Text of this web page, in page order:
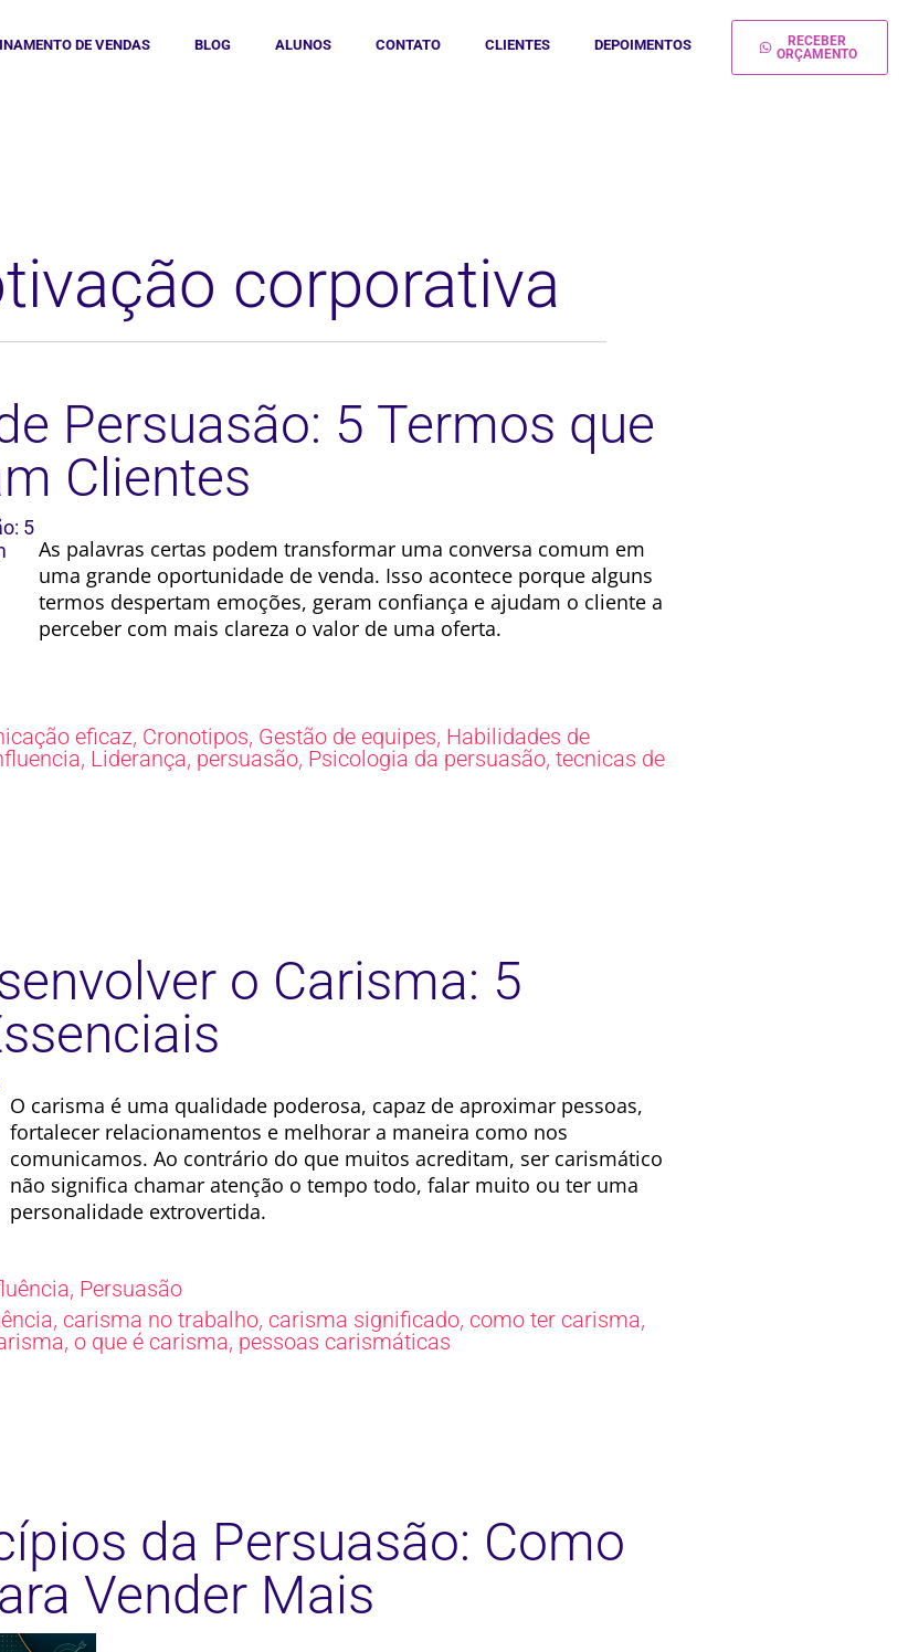
DE VENDAS BLOG ALUNOS CONTATO CLIENTES DEPOIMENTOS
RECEBER
ORÇAMENTO
corporativa
Persuasão: 5 Termos que
Clientes
As palavras certas podem transformar uma conversa comum em
uma grande oportunidade de venda. Isso acontece porque alguns
termos despertam emoções, geram confiança e ajudam o cliente a
perceber com mais clareza o valor de uma oferta.
eficaz, Cronotipos, Gestão de equipes, Habilidades de
, Liderança, persuasão, Psicologia da persuasão, tecnicas de
o Carisma: 5
O carisma é uma qualidade poderosa, capaz de aproximar pessoas,
fortalecer relacionamentos e melhorar a maneira como nos
comunicamos. Ao contrário do que muitos acreditam, ser carismático
não significa chamar atenção o tempo todo, falar muito ou ter uma
personalidade extrovertida.
, Persuasão
, carisma no trabalho, carisma significado, como ter carisma,
, o que é carisma, pessoas carismáticas
da Persuasão: Como
Vender Mais